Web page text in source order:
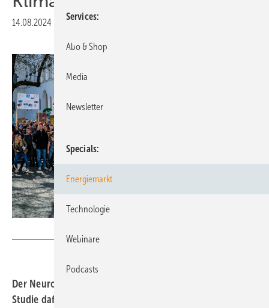
14.08.2024 Druckvorschau
Der Neurolinguistiker Bálint Forgács plädiert in einer
Studie dafür, medizinische Fachausdrücke zu nutzen, um
Services
Abo & Shop
Media
Newsletter
Specials
Energiemarkt
Technologie
Webinare
Podcasts